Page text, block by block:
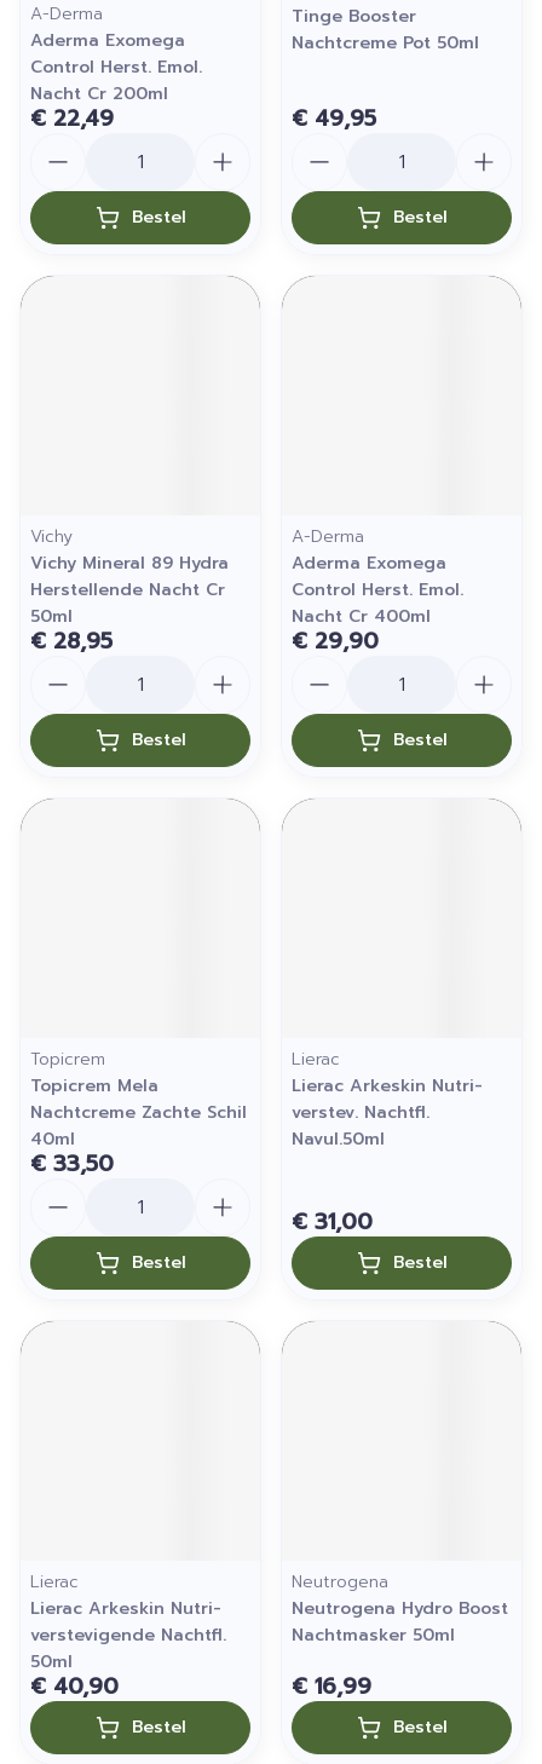
A-Derma
Aderma Exomega
Control Herst. Emol.
Nacht Cr 200ml
€ 22,49
Bestel
Tinge Booster
Nachtcreme Pot 50ml
€ 49,95
Bestel
Vichy
Vichy Mineral 89 Hydra
Herstellende Nacht Cr
50ml
€ 28,95
Bestel
A-Derma
Aderma Exomega
Control Herst. Emol.
Nacht Cr 400ml
€ 29,90
Bestel
Topicrem
Topicrem Mela
Nachtcreme Zachte Schil
40ml
€ 33,50
Bestel
Lierac
Lierac Arkeskin Nutri-
verstev. Nachtfl.
Navul.50ml
€ 31,00
Bestel
Lierac
Lierac Arkeskin Nutri-
verstevigende Nachtfl.
50ml
€ 40,90
Bestel
Neutrogena
Neutrogena Hydro Boost
Nachtmasker 50ml
€ 16,99
Bestel